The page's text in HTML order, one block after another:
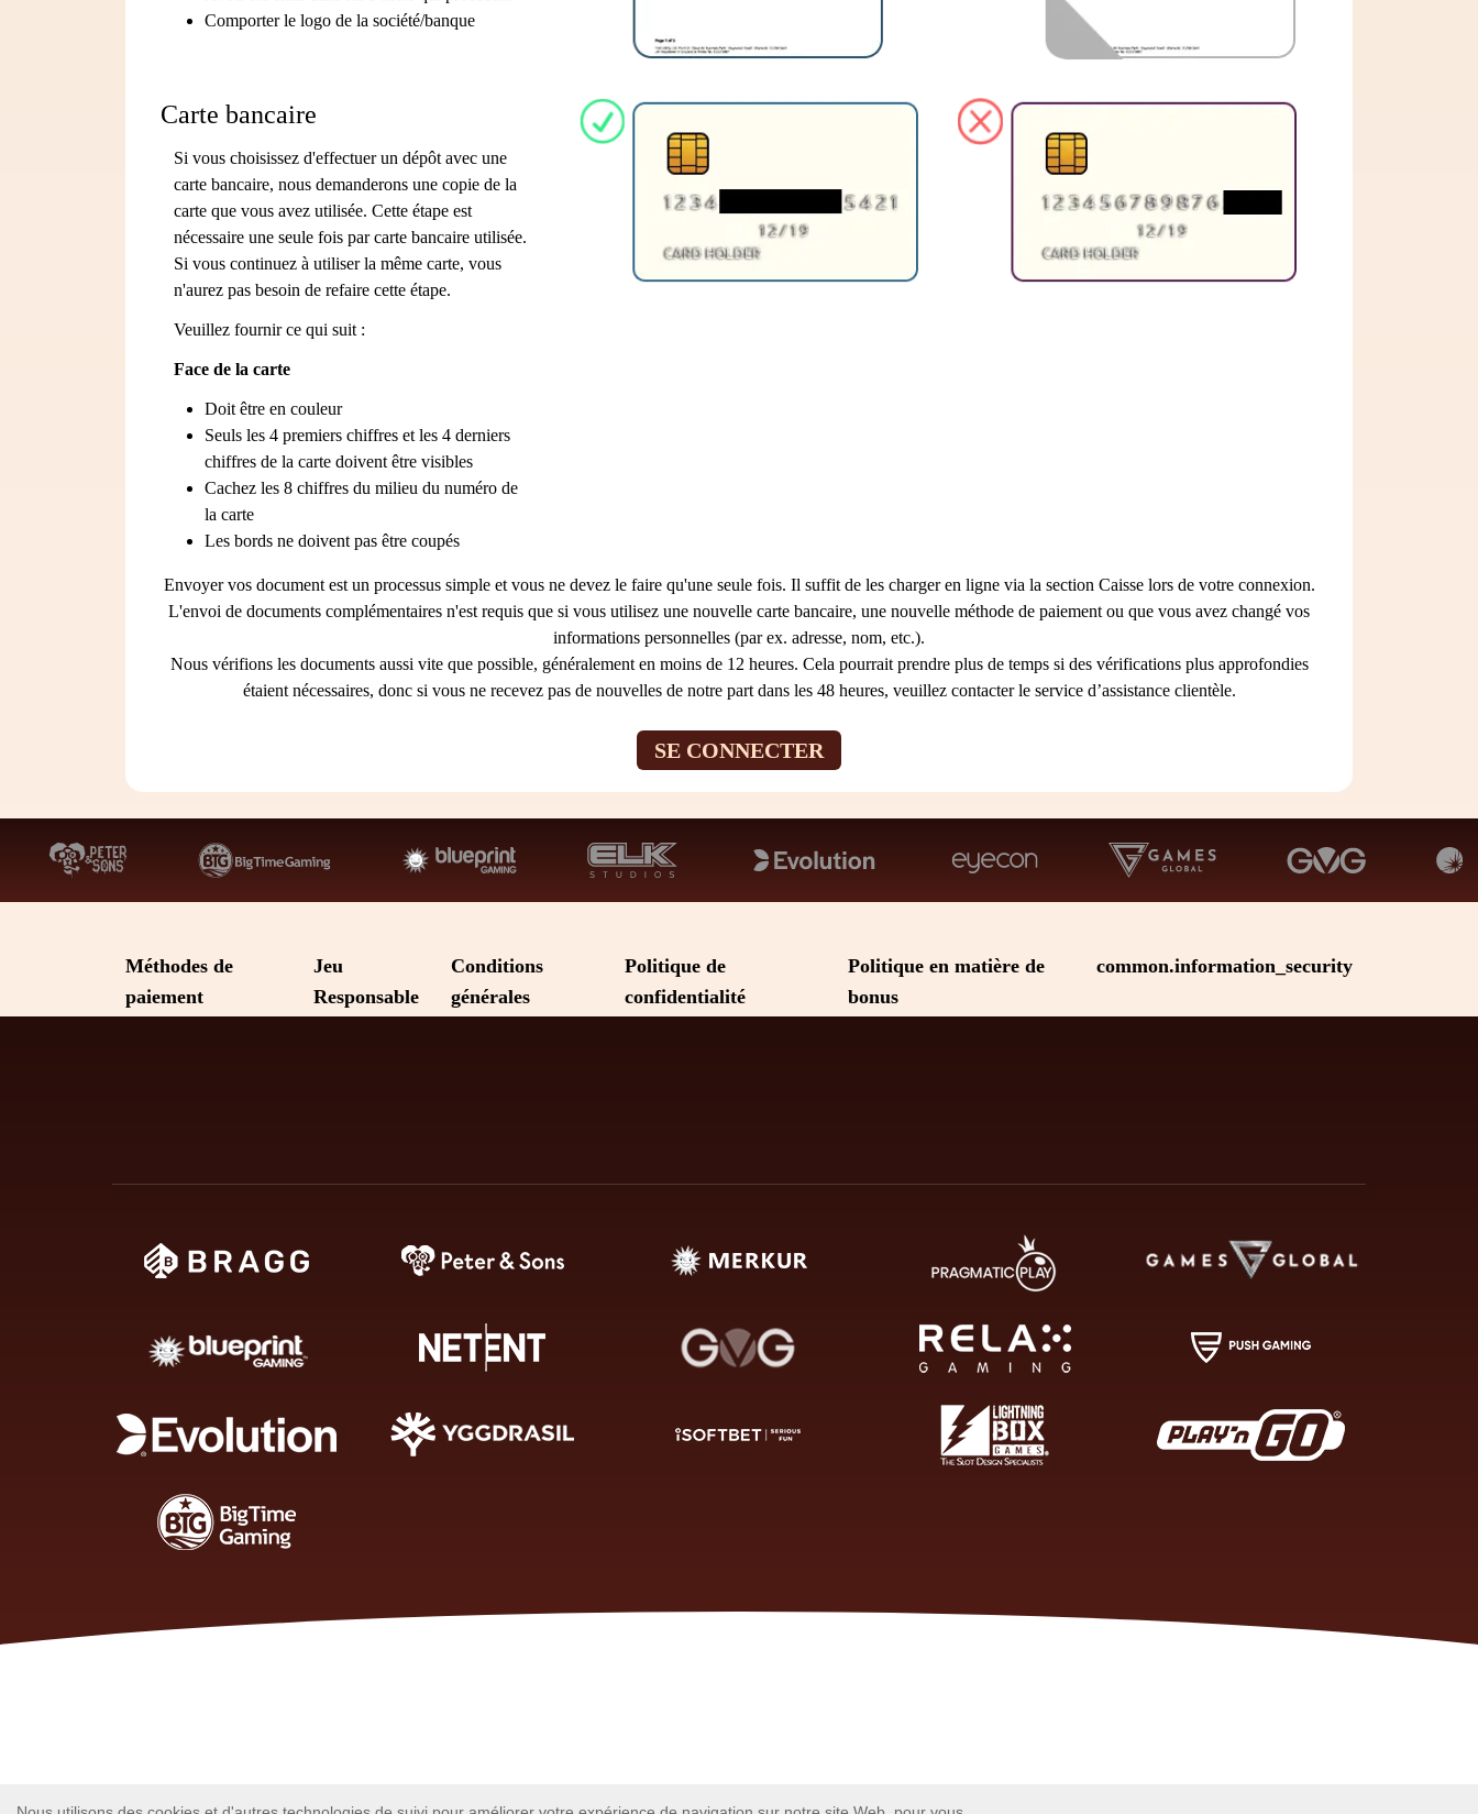
Comporter le logo de la société/banque
Carte bancaire
Si vous choisissez d'effectuer un dépôt avec une
carte bancaire, nous demanderons une copie de la
carte que vous avez utilisée. Cette étape est
nécessaire une seule fois par carte bancaire utilisée.
Si vous continuez à utiliser la même carte, vous
n'aurez pas besoin de refaire cette étape.
Veuillez fournir ce qui suit :
Face de la carte
Doit être en couleur
Seuls les 4 premiers chiffres et les 4 derniers
chiffres de la carte doivent être visibles
Cachez les 8 chiffres du milieu du numéro de
la carte
Les bords ne doivent pas être coupés
Envoyer vos document est un processus simple et vous ne devez le faire qu'une seule fois. Il suffit de les charger en ligne via la section Caisse lors de votre connexion.
L'envoi de documents complémentaires n'est requis que si vous utilisez une nouvelle carte bancaire, une nouvelle méthode de paiement ou que vous avez changé vos
informations personnelles (par ex. adresse, nom, etc.).
Nous vérifions les documents aussi vite que possible, généralement en moins de 12 heures. Cela pourrait prendre plus de temps si des vérifications plus approfondies
étaient nécessaires, donc si vous ne recevez pas de nouvelles de notre part dans les 48 heures, veuillez contacter le service d’assistance clientèle.
SE CONNECTER
Méthodes de
paiement
Jeu
Responsable
Conditions
générales
Politique de
confidentialité
Politique en matière de
bonus
common.information_security